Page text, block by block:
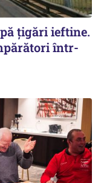
țigări ieftine.
într-